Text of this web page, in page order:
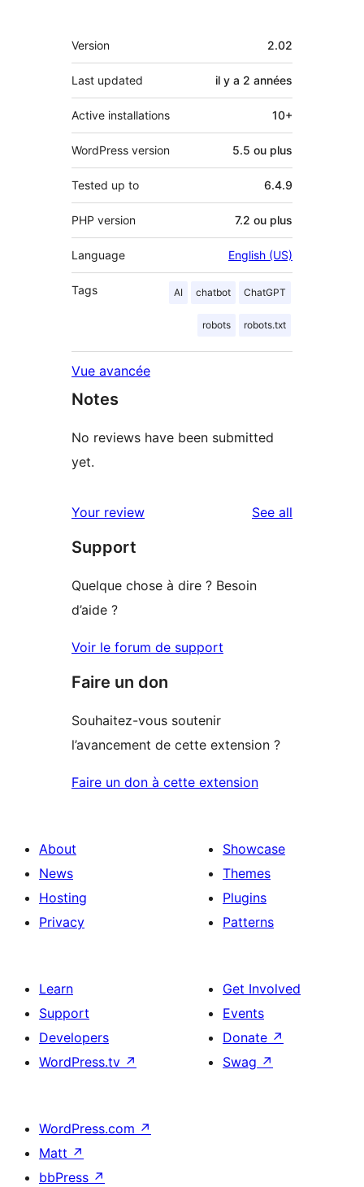
Méta
Version 2.02
Last updated il y a 2 années
Active installations 10+
WordPress version 5.5 ou plus
Tested up to 6.4.9
PHP version 7.2 ou plus
Language English (US)
Tags AI chatbot ChatGPT
robots robots.txt
Vue avancée
Notes
No reviews have been submitted
yet.
Your review See all
Support
Quelque chose à dire ? Besoin
d’aide ?
Voir le forum de support
Faire un don
Souhaitez-vous soutenir
l’avancement de cette extension ?
Faire un don à cette extension
About
News
Hosting
Privacy
Showcase
Themes
Plugins
Patterns
Learn
Support
Developers
WordPress.tv ↗
Get Involved
Events
Donate ↗
Swag ↗
WordPress.com ↗
Matt ↗
bbPress ↗